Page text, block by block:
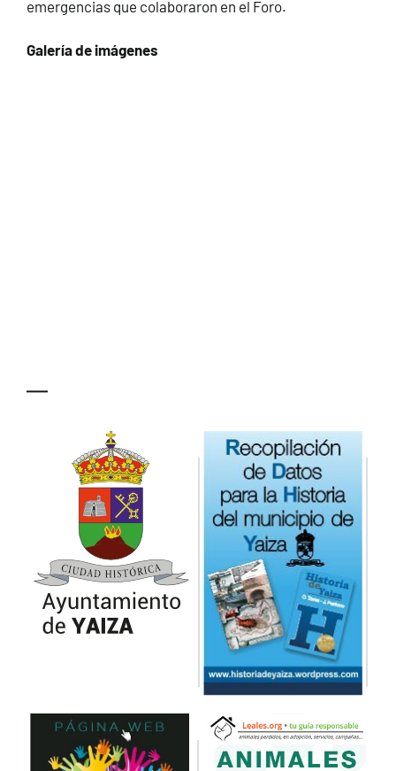
emergencias que colaboraron en el Foro.
Galería de imágenes
—